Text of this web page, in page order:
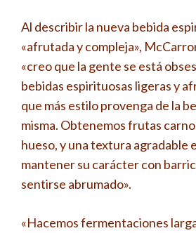
Al describir la nueva bebida
«afrutada y compleja»,
«creo que la gente se está
bebidas espirituosas ligeras y
que más estilo provenga de la
misma. Obtenemos frutas
hueso, y una textura agradable
mantener su carácter con
sentirse abrumado».
«Hacemos fermentaciones